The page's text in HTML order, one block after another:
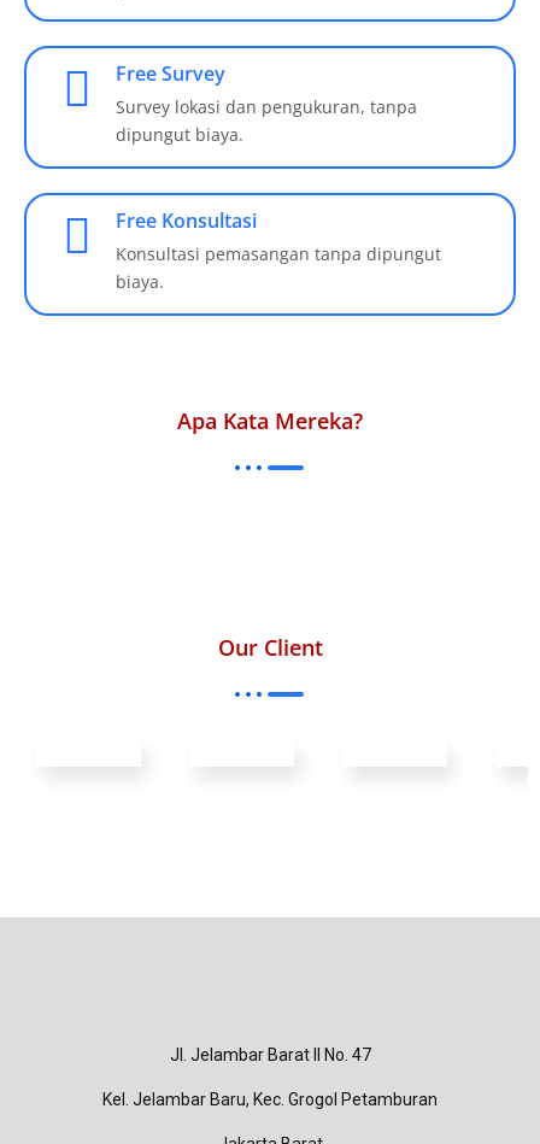
Free Survey
Survey lokasi dan pengukuran, tanpa
dipungut biaya.
Free Konsultasi
Konsultasi pemasangan tanpa dipungut
biaya.
Apa Kata Mereka?
Our Client
Jl. Jelambar Barat II No. 47
Kel. Jelambar Baru, Kec. Grogol Petamburan